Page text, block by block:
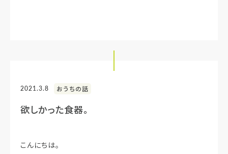
2021.3.8 おうちの話
欲しかった食器。
こんにちは。